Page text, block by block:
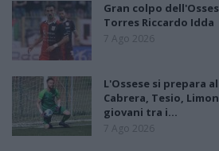
Gran colpo
Torres Riccardo Idda
7 Ago 2026
L'Ossese si prepara
Cabrera, Tesio,
giovani tra i…
7 Ago 2026